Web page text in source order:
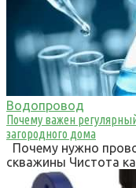
Водопровод
Почему важен
загородного дома
Почему нужно
скважины Чистота